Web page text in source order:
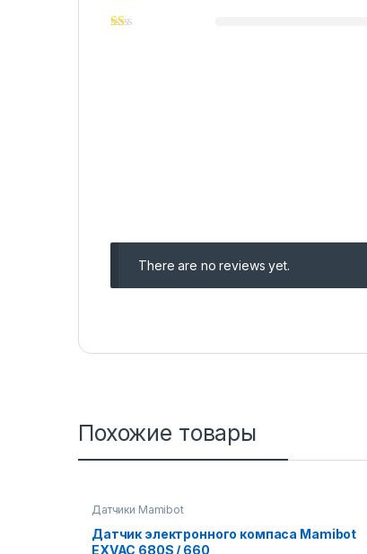
There are no reviews yet.
Похожие товары
Датчики Mamibot
Датчик электронного компаса Mamibot
EXVAC 680S / 660